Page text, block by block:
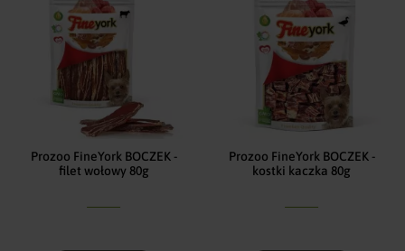
Prozoo FineYork BOCZEK -
filet wołowy 80g
Prozoo FineYork BOCZEK -
kostki kaczka 80g